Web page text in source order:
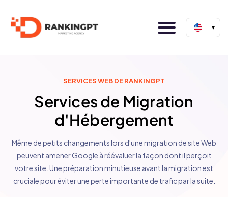
▾
SERVICES WEB DE RANKINGPT
Services de Migration
d'Hébergement
Même de petits changements lors d'une migration de site Web
peuvent amener Google à réévaluer la façon dont il perçoit
votre site. Une préparation minutieuse avant la migration est
cruciale pour éviter une perte importante de trafic par la suite.